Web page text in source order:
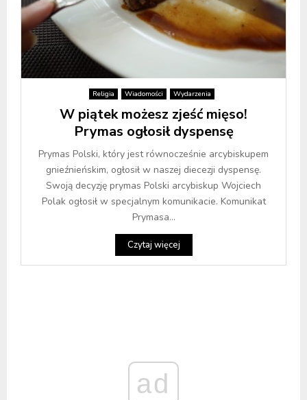
Religia Wiadomości Wydarzenia
W piątek możesz zjeść mięso!
Prymas ogłosił dyspensę
Prymas Polski, który jest równocześnie arcybiskupem
gnieźnieńskim, ogłosił w naszej diecezji dyspensę.
Swoją decyzję prymas Polski arcybiskup Wojciech
Polak ogłosił w specjalnym komunikacie. Komunikat
Prymasa...
Czytaj więcej
ad